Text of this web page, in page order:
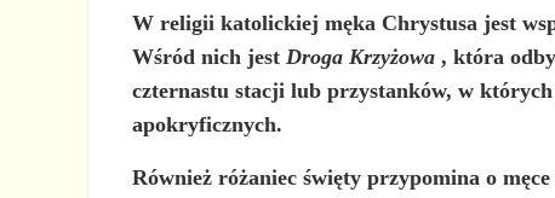
W religii katolickiej męka Chrystusa jest
Wśród nich jestDroga Krzyżowa , która
czternastu stacji lub przystanków, w których
apokryficznych.
Równieżróżaniec święty przypomina o